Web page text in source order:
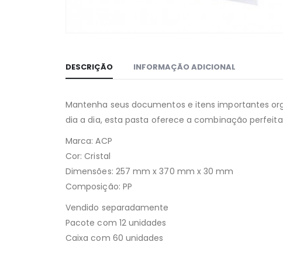
DESCRIÇÃO INFORMAÇÃO ADICIONAL
Mantenha seus documentos e itens importantes
dia a dia, esta pasta oferece a combinação
Marca: ACP
Cor: Cristal
Dimensões: 257 mm x 370 mm x 30 mm
Composição: PP
Vendido separadamente
Pacote com 12 unidades
Caixa com 60 unidades